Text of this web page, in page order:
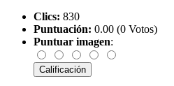
Clics: 830
Puntuación: 0.00 (0 Votos)
Puntuar imagen: